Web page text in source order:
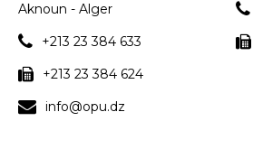
Aknoun - Alger
+213 23 384 633
+213 23 384 624
info@opu.dz